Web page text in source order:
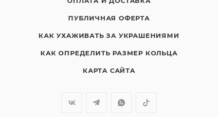
ПУБЛИЧНАЯ ОФЕРТА
КАК УХАЖИВАТЬ ЗА УКРАШЕНИЯМИ
КАК ОПРЕДЕЛИТЬ РАЗМЕР КОЛЬЦА
КАРТА САЙТА